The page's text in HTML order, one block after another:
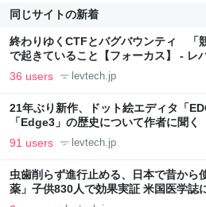
同じサイトの新着
終わりゆくCTFとバグバウンティ 「
で起きていること【フォーカス】 - レ
36 users levtech.jp
21年ぶり新作、ドット絵エディタ「
「Edge3」の歴史について作者に聞
LAB
91 users levtech.jp
虫歯削らず進行止める、日本で昔から
薬」子供830人で効果実証 米国医学誌
ックLAB